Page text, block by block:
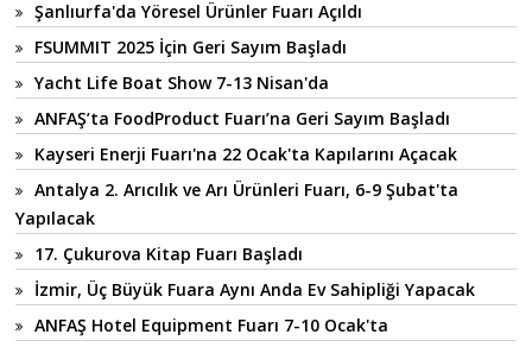
Şanlıurfa'da Yöresel Ürünler Fuarı Açıldı
FSUMMIT 2025 İçin Geri Sayım Başladı
Yacht Life Boat Show 7-13 Nisan'da
ANFAŞ’ta FoodProduct Fuarı’na Geri Sayım Başladı
Kayseri Enerji Fuarı'na 22 Ocak'ta Kapılarını Açacak
Antalya 2. Arıcılık ve Arı Ürünleri Fuarı, 6-9 Şubat'ta
Yapılacak
17. Çukurova Kitap Fuarı Başladı
İzmir, Üç Büyük Fuara Aynı Anda Ev Sahipliği Yapacak
ANFAŞ Hotel Equipment Fuarı 7-10 Ocak'ta